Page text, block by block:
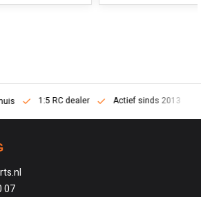
1:5 RC dealer Actief sinds 2013
07